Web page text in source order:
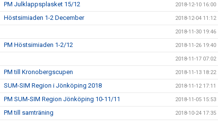
PM Julklappsplasket 15/12 2018-12-10 16:00
Höstsimiaden 1-2 December 2018-12-04 11:12
2018-11-30 19:46
PM Höstsimiaden 1-2/12 2018-11-26 19:40
2018-11-17 07:02
PM till Kronobergscupen 2018-11-13 18:22
SUM-SIM Region i Jönköping 2018 2018-11-12 17:11
PM SUM-SIM Region Jönköping 10-11/11 2018-11-05 15:53
PM till samträning 2018-10-24 17:35